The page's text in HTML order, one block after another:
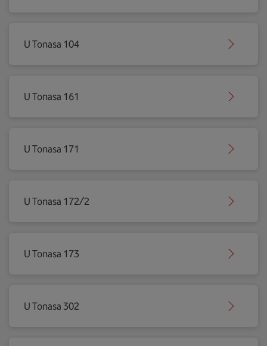
U Tonasa 104
U Tonasa 161
U Tonasa 171
U Tonasa 172/2
U Tonasa 173
U Tonasa 302